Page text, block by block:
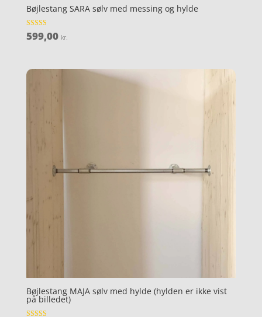
Bøjlestang SARA sølv med messing og hylde
Vurderet
4.7
599,00 kr.
Bøjlestang MAJA sølv med hylde (hylden er ikke vist
på billedet)